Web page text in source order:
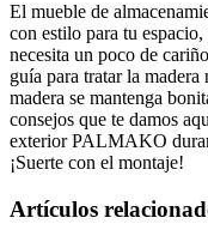
El mueble de
con estilo para tu
necesita un poco de
guía para tratar la
madera se mantenga
consejos que te damos
exterior PALMAKO
¡Suerte con el montaje!
Artículos